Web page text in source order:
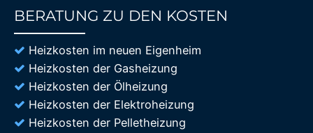
BERATUNG ZU DEN KOSTEN
Heizkosten im neuen Eigenheim
Heizkosten der Gasheizung
Heizkosten der Ölheizung
Heizkosten der Elektroheizung
Heizkosten der Pelletheizung